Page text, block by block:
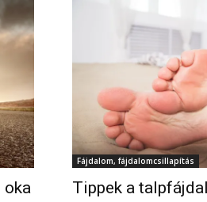
oka
Fájdalom, fájdalomcsillapítás
Tippek a